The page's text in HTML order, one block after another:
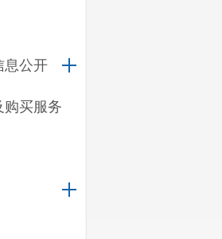
息公开
购买服务